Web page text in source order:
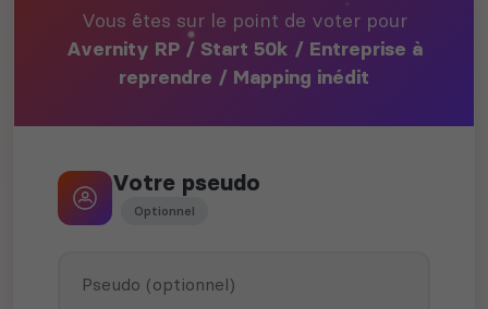
Vous êtes sur le point de voter pour
Avernity RP / Start 50k / Entreprise à
reprendre / Mapping inédit
Votre pseudo
Optionnel